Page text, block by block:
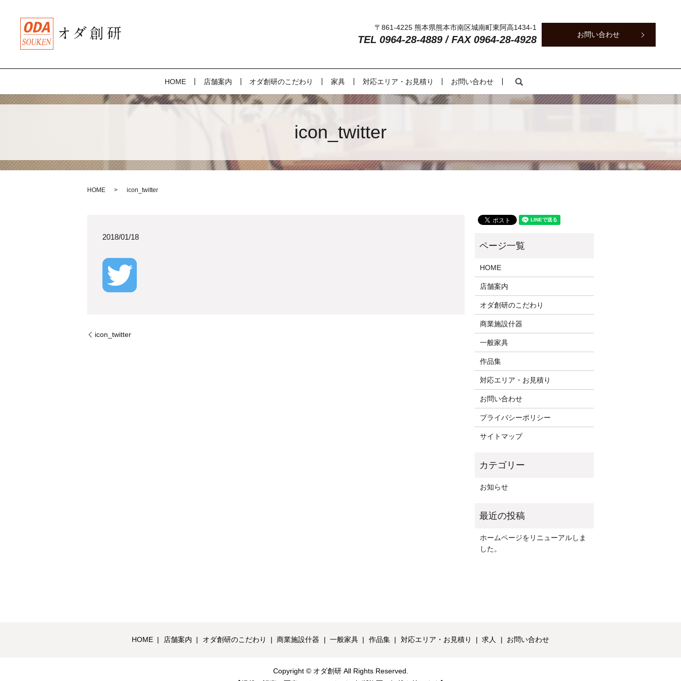
〒861-4225 熊本県熊本市南区城南町東阿高1434-1
TEL 0964-28-4889 / FAX 0964-28-4928 お問い合わせ
HOME 店舗案内 オダ創研のこだわり 家具 対応エリア・お見積り お問い合わせ
icon_twitter
HOME icon_twitter
2018/01/18
icon_twitter
HOME
店舗案内
オダ創研のこだわり
商業施設什器
一般家具
作品集
対応エリア・お見積り
お問い合わせ
プライバシーポリシー
サイトマップ
お知らせ
ホームページをリニューアルしま
した。
HOME 店舗案内 オダ創研のこだわり 商業施設什器 一般家具 作品集 対応エリア・お見積り 求人 お問い合わせ
Copyright © オダ創研 All Rights Reserved.